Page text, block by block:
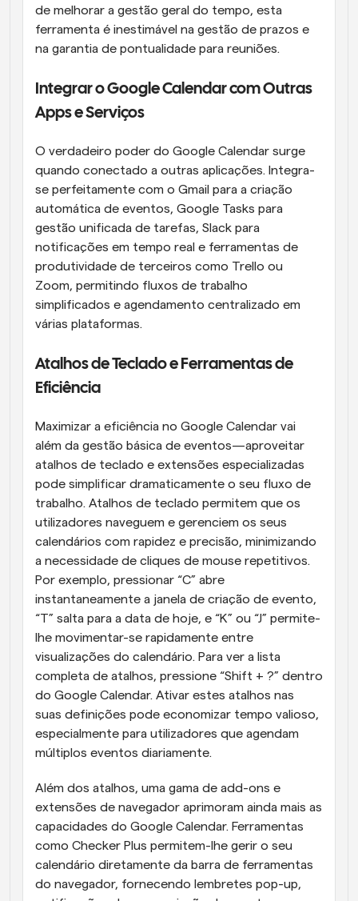
de melhorar a gestão geral do tempo, esta
ferramenta é inestimável na gestão de prazos e
na garantia de pontualidade para reuniões.
Integrar o Google Calendar com Outras
Apps e Serviços
O verdadeiro poder do Google Calendar surge
quando conectado a outras aplicações. Integra-
se perfeitamente com o Gmail para a criação
automática de eventos, Google Tasks para
gestão unificada de tarefas, Slack para
notificações em tempo real e ferramentas de
produtividade de terceiros como Trello ou
Zoom, permitindo fluxos de trabalho
simplificados e agendamento centralizado em
várias plataformas.
Atalhos de Teclado e Ferramentas de
Eficiência
Maximizar a eficiência no Google Calendar vai
além da gestão básica de eventos—aproveitar
atalhos de teclado e extensões especializadas
pode simplificar dramaticamente o seu fluxo de
trabalho. Atalhos de teclado permitem que os
utilizadores naveguem e gerenciem os seus
calendários com rapidez e precisão, minimizando
a necessidade de cliques de mouse repetitivos.
Por exemplo, pressionar “C” abre
instantaneamente a janela de criação de evento,
“T” salta para a data de hoje, e “K” ou “J” permite-
lhe movimentar-se rapidamente entre
visualizações do calendário. Para ver a lista
completa de atalhos, pressione “Shift + ?” dentro
do Google Calendar. Ativar estes atalhos nas
suas definições pode economizar tempo valioso,
especialmente para utilizadores que agendam
múltiplos eventos diariamente.
Além dos atalhos, uma gama de add-ons e
extensões de navegador aprimoram ainda mais as
capacidades do Google Calendar. Ferramentas
como Checker Plus permitem-lhe gerir o seu
calendário diretamente da barra de ferramentas
do navegador, fornecendo lembretes pop-up,